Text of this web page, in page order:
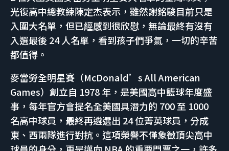
光復高中總教練陳定杰表示，雖然謝銘駿目前只是
入圍大名單，但已經感到很欣慰，無論最終有沒有
入選最後 24 人名單，看到孩子們爭氣，一切的辛苦
都值得。
麥當勞全明星賽（McDonald’s All American
Games）創立自 1978 年，是美國高中籃球年度盛
事，每年官方會提名全美國具潛力的 700 至 1000
名高中球員，最終再遴選出 24 位菁英球員，分成
東、西兩隊進行對抗。這項榮譽不僅象徵頂尖高中